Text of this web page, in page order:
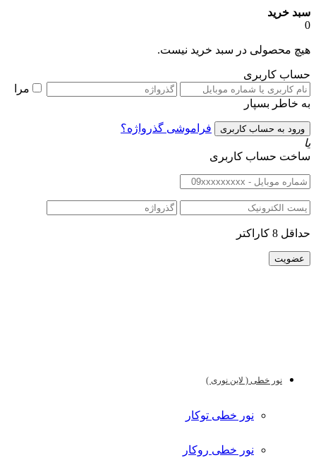
خرید
محصولی در سبد خرید نیست.
کاربری
مرا
خاطر بسپار
فراموشی گذرواژه؟
حساب کاربری
8 کاراکتر
نور خطی ( لاین نوری )
نور خطی توکار
نور خطی روکار